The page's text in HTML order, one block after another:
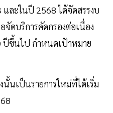
และในปี 2568 ได้จัดสรรงบ
ดบริการคัดกรองต่อเนื่อง
ปีขึ้นไป กำหนดเป้าหมาย
นั้นเป็นรายการใหม่ที่ได้เริ่ม